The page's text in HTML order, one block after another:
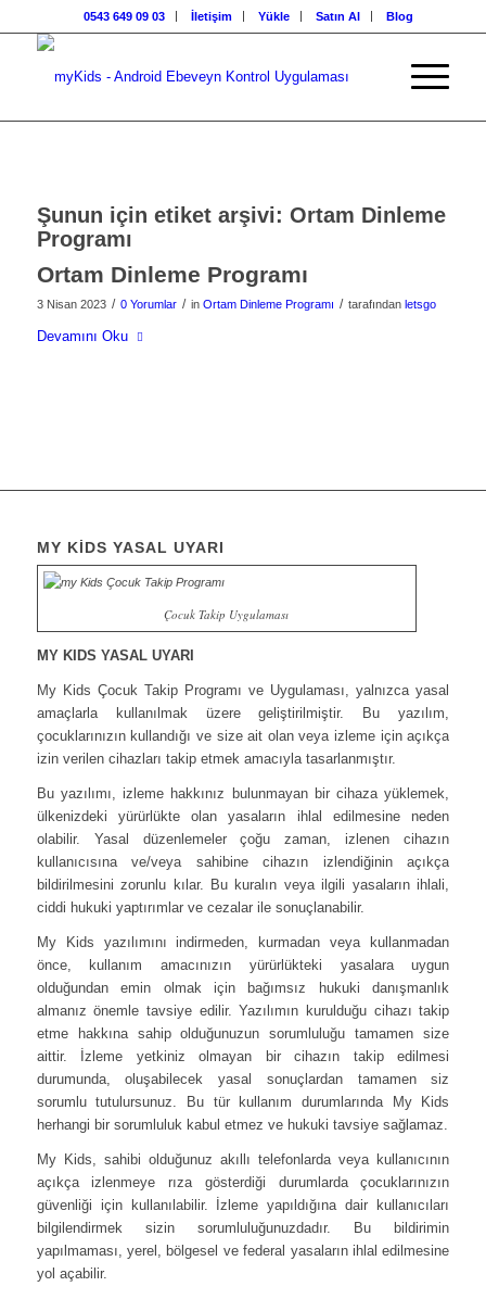
0543 649 09 03 İletişim Yükle Satın Al Blog
Şunun için etiket arşivi: Ortam Dinleme
Programı
Ortam Dinleme Programı
3 Nisan 2023 / 0 Yorumlar / in Ortam Dinleme Programı / tarafından letsgo
Devamını Oku
MY KİDS YASAL UYARI
Çocuk Takip Uygulaması
MY KIDS YASAL UYARI
My Kids Çocuk Takip Programı ve Uygulaması, yalnızca yasal
amaçlarla kullanılmak üzere geliştirilmiştir. Bu yazılım,
çocuklarınızın kullandığı ve size ait olan veya izleme için açıkça
izin verilen cihazları takip etmek amacıyla tasarlanmıştır.
Bu yazılımı, izleme hakkınız bulunmayan bir cihaza yüklemek,
ülkenizdeki yürürlükte olan yasaların ihlal edilmesine neden
olabilir. Yasal düzenlemeler çoğu zaman, izlenen cihazın
kullanıcısına ve/veya sahibine cihazın izlendiğinin açıkça
bildirilmesini zorunlu kılar. Bu kuralın veya ilgili yasaların ihlali,
ciddi hukuki yaptırımlar ve cezalar ile sonuçlanabilir.
My Kids yazılımını indirmeden, kurmadan veya kullanmadan
önce, kullanım amacınızın yürürlükteki yasalara uygun
olduğundan emin olmak için bağımsız hukuki danışmanlık
almanız önemle tavsiye edilir. Yazılımın kurulduğu cihazı takip
etme hakkına sahip olduğunuzun sorumluluğu tamamen size
aittir. İzleme yetkiniz olmayan bir cihazın takip edilmesi
durumunda, oluşabilecek yasal sonuçlardan tamamen siz
sorumlu tutulursunuz. Bu tür kullanım durumlarında My Kids
herhangi bir sorumluluk kabul etmez ve hukuki tavsiye sağlamaz.
My Kids, sahibi olduğunuz akıllı telefonlarda veya kullanıcının
açıkça izlenmeye rıza gösterdiği durumlarda çocuklarınızın
güvenliği için kullanılabilir. İzleme yapıldığına dair kullanıcıları
bilgilendirmek sizin sorumluluğunuzdadır. Bu bildirimin
yapılmaması, yerel, bölgesel ve federal yasaların ihlal edilmesine
yol açabilir.